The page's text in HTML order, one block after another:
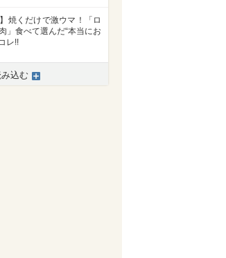
焼くだけで激ウマ！「ロ
」食べて選んだ“本当にお
レ!!
込む